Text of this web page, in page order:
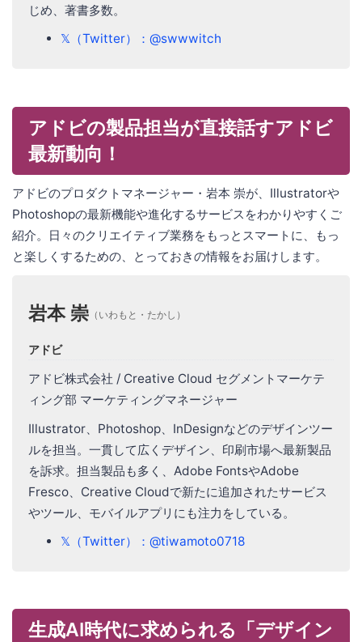
じめ、著書多数。
𝕏（Twitter）：@swwwitch
アドビの製品担当が直接話すアドビ
最新動向！
アドビのプロダクトマネージャー・岩本 崇が、Illustratorや
Photoshopの最新機能や進化するサービスをわかりやすくご
紹介。日々のクリエイティブ業務をもっとスマートに、もっ
と楽しくするための、とっておきの情報をお届けします。
岩本 崇 （いわもと・たかし）
アドビ
アドビ株式会社 / Creative Cloud セグメントマーケテ
ィング部 マーケティングマネージャー
Illustrator、Photoshop、InDesignなどのデザインツー
ルを担当。一貫して広くデザイン、印刷市場へ最新製品
を訴求。担当製品も多く、Adobe FontsやAdobe
Fresco、Creative Cloudで新たに追加されたサービス
やツール、モバイルアプリにも注力をしている。
𝕏（Twitter）：@tiwamoto0718
生成AI時代に求められる「デザイン